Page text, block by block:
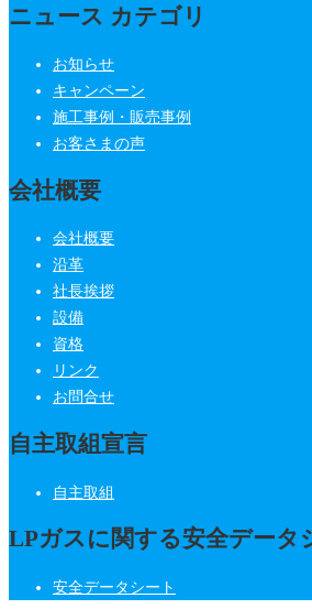
ニュース カテゴリ
お知らせ
キャンペーン
施工事例・販売事例
お客さまの声
会社概要
会社概要
沿革
社長挨拶
設備
資格
リンク
お問合せ
自主取組宣言
自主取組
LPガスに関する安全データ
安全データシート